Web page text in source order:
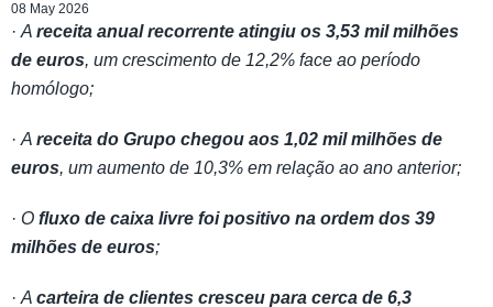
08 May 2026
· A receita anual recorrente atingiu os 3,53 mil milhões
de euros, um crescimento de 12,2% face ao período
homólogo;
· A receita do Grupo chegou aos 1,02 mil milhões de
euros, um aumento de 10,3% em relação ao ano anterior;
· O fluxo de caixa livre foi positivo na ordem dos 39
milhões de euros;
· A carteira de clientes cresceu para cerca de 6,3